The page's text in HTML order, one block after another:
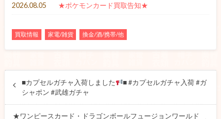
2026.08.05 ★ポケモンカード買取告知★
買取情報 家電/雑貨 換金/酒/携帯/他
■カプセルガチャ入荷しました
■ #カプセルガチャ入荷 #ガ
シャポン #武雄ガチャ
★ワンピースカード・ドラゴンボールフュージョンワールド